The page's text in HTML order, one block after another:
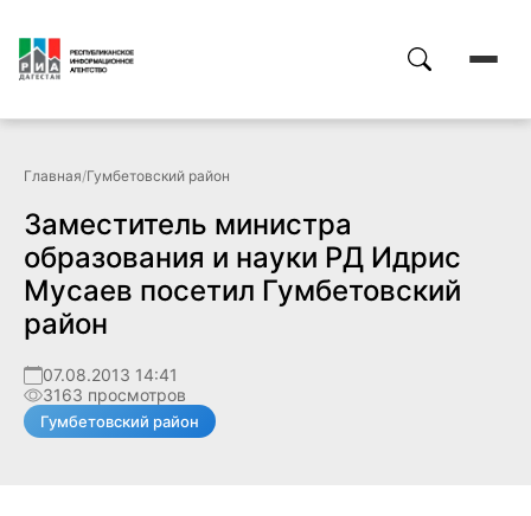
Главная/Гумбетовский район
Заместитель министра
образования и науки РД Идрис
Мусаев посетил Гумбетовский
район
07.08.2013 14:41
3163 просмотров
Гумбетовский район